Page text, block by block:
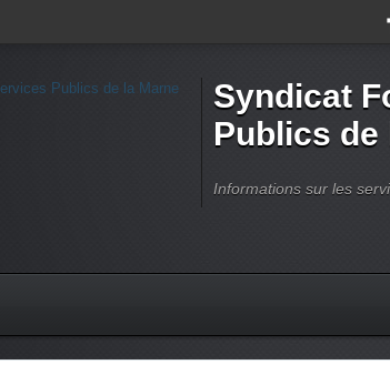
Syndicat
Publics de
Informations sur les